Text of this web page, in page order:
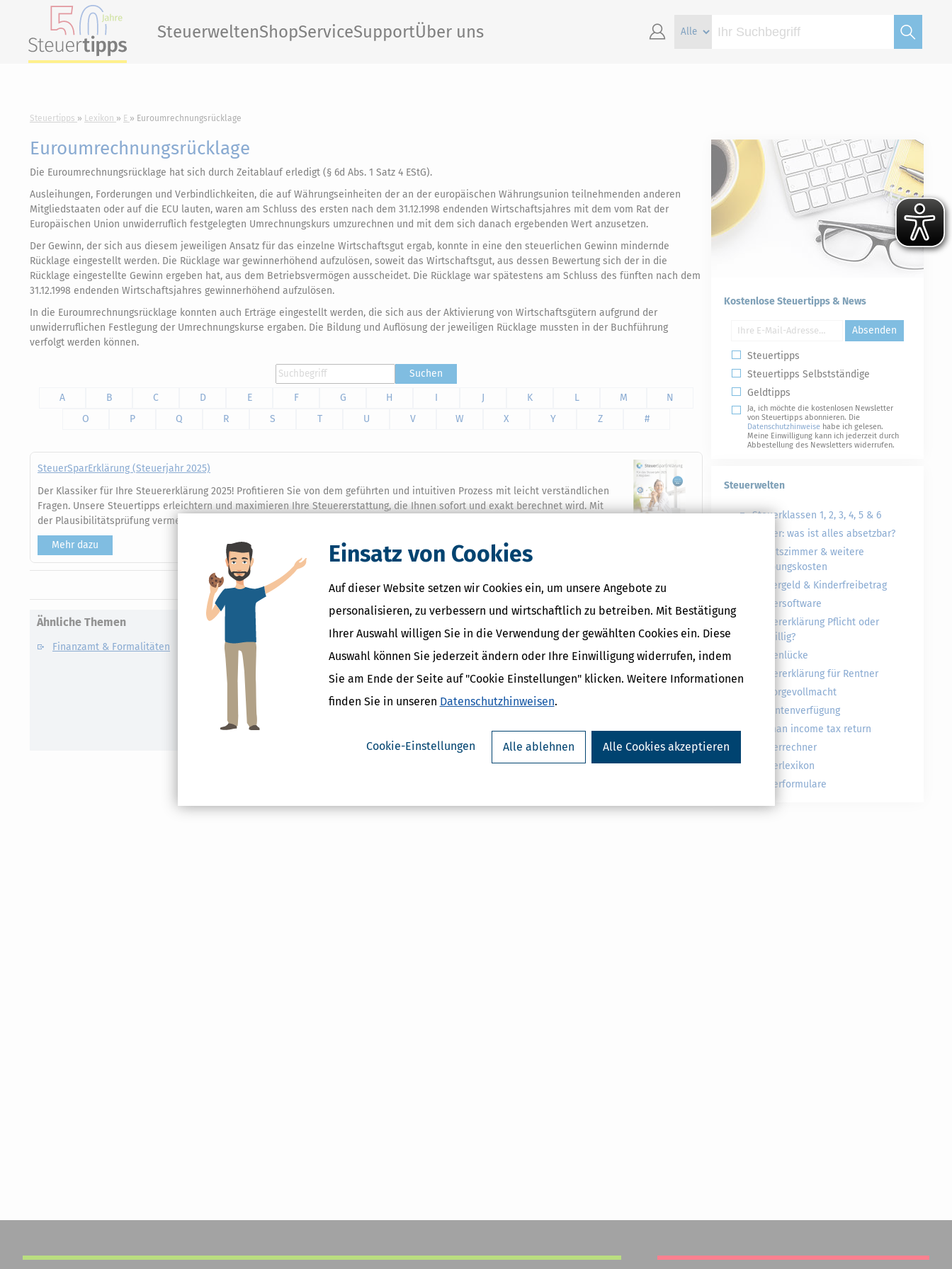
Einsatz von Cookies
Auf dieser Website setzen wir Cookies ein, um unsere Angebote zu
personalisieren, zu verbessern und wirtschaftlich zu betreiben. Mit Bestätigung
Ihrer Auswahl willigen Sie in die Verwendung der gewählten Cookies ein. Diese
Auswahl können Sie jederzeit ändern oder Ihre Einwilligung widerrufen, indem
Sie am Ende der Seite auf "Cookie Einstellungen" klicken. Weitere Informationen
finden Sie in unseren Datenschutzhinweisen.
Cookie-Einstellungen Alle ablehnen Alle Cookies akzeptieren
SteuerweltenShopServiceSupportÜber uns
Steuertipps Lexikon E Euroumrechnungsrücklage
Euroumrechnungsrücklage
Die Euroumrechnungsrücklage hat sich durch Zeitablauf erledigt (§ 6d Abs. 1 Satz 4 EStG).
Ausleihungen, Forderungen und Verbindlichkeiten, die auf Währungseinheiten der an der europäischen Währungsunion teilnehmenden anderen
Mitgliedstaaten oder auf die ECU lauten, waren am Schluss des ersten nach dem 31.12.1998 endenden Wirtschaftsjahres mit dem vom Rat der
Europäischen Union unwiderruflich festgelegten Umrechnungskurs umzurechnen und mit dem sich danach ergebenden Wert anzusetzen.
Der Gewinn, der sich aus diesem jeweiligen Ansatz für das einzelne Wirtschaftsgut ergab, konnte in eine den steuerlichen Gewinn mindernde
Rücklage eingestellt werden. Die Rücklage war gewinnerhöhend aufzulösen, soweit das Wirtschaftsgut, aus dessen Bewertung sich der in die
Rücklage eingestellte Gewinn ergeben hat, aus dem Betriebsvermögen ausscheidet. Die Rücklage war spätestens am Schluss des fünften nach dem
31.12.1998 endenden Wirtschaftsjahres gewinnerhöhend aufzulösen.
In die Euroumrechnungsrücklage konnten auch Erträge eingestellt werden, die sich aus der Aktivierung von Wirtschaftsgütern aufgrund der
unwiderruflichen Festlegung der Umrechnungskurse ergaben. Die Bildung und Auflösung der jeweiligen Rücklage mussten in der Buchführung
verfolgt werden können.
Suchen
A
B C D E F G H I J K L M
N
O
P Q R S T U V W X Y Z #
SteuerSparErklärung (Steuerjahr 2025)
Der Klassiker für Ihre Steuererklärung 2025! Profitieren Sie von dem geführten und intuitiven Prozess mit leicht verständlichen
Fragen. Unsere Steuertipps erleichtern und maximieren Ihre Steuererstattung, die Ihnen sofort und exakt berechnet wird. Mit
der Plausibilitätsprüfung vermeiden Sie Eingabefehler bei der Abgabe Ihrer Steuererklärung.
Mehr dazu
Druckversion
Ähnliche Themen
Finanzamt & Formalitäten
Erklärung
NACHDiGAL
Kapitalertragsteuer Freibetrag -
Kostenlose Steuertipps & News
Absenden
Steuertipps
Steuertipps Selbstständige
Geldtipps
Ja, ich möchte die kostenlosen Newsletter
von Steuertipps abonnieren. Die
Datenschutzhinweise habe ich gelesen.
Meine Einwilligung kann ich jederzeit durch
Abbestellung des Newsletters widerrufen.
Steuerwelten
Steuerklassen 1, 2, 3, 4, 5 & 6
Steuer: was ist alles absetzbar?
Arbeitszimmer & weitere
Werbungskosten
Kindergeld & Kinderfreibetrag
Steuersoftware
Steuererklärung Pflicht oder
freiwillig?
Rentenlücke
Steuererklärung für Rentner
Vorsorgevollmacht
Patientenverfügung
German income tax return
Steuerrechner
Steuerlexikon
Steuerformulare